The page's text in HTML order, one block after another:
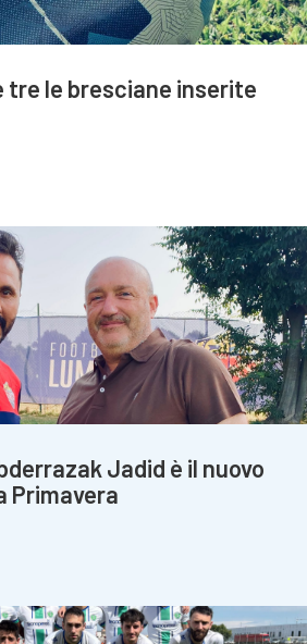
tre le bresciane inserite
Jadid è il nuovo
Primavera